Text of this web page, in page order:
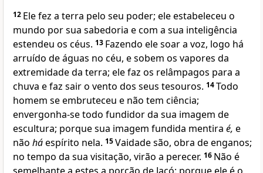
12 Ele fez a terra pelo seu poder; ele estabeleceu o
mundo por sua sabedoria e com a sua inteligência
estendeu os céus. 13 Fazendo ele soar a voz, logo há
arruído de águas no céu, e sobem os vapores da
extremidade da terra; ele faz os relâmpagos para a
chuva e faz sair o vento dos seus tesouros. 14Todo
homem se embruteceu e não tem ciência;
envergonha-se todo fundidor da sua imagem de
escultura; porque sua imagem fundida mentira é, e
não háespírito nela. 15Vaidade são, obra de enganos;
no tempo da sua visitação, virão a perecer. 16 Não é